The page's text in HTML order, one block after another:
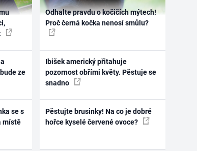
ze
se s
místě
Odhalte pravdu o kočičích mýtech!
Proč černá kočka nenosí smůlu?
Ibišek americký přitahuje
pozornost obřími květy. Pěstuje se
snadno
Pěstujte brusinky! Na co je dobré
hořce kyselé červené ovoce?